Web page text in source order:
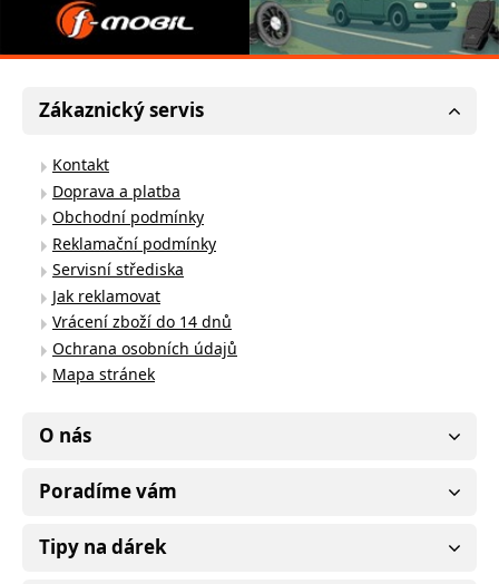
Zákaznický servis
Kontakt
Doprava a platba
Obchodní podmínky
Reklamační podmínky
Servisní střediska
Jak reklamovat
Vrácení zboží do 14 dnů
Ochrana osobních údajů
Mapa stránek
O nás
Poradíme vám
Tipy na dárek